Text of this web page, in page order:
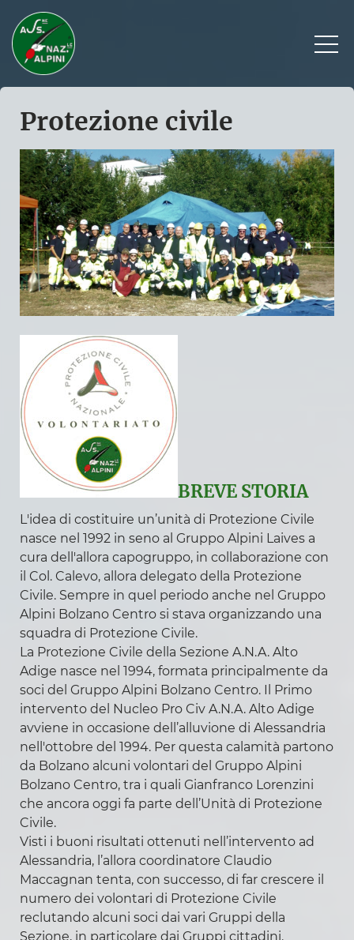
Sezione Alto Adige
Organi della sezione
Assemblea delegati
Assemblea delegati anni precedenti
Iscrizione
Numeri
Preghiera dell’Alpino
Storia della Preghiera
Elenco dei gruppi
Manifestazioni
Cerimonia Passo Monte Croce Comelico
Protezione civile
Attività dell'Unità
Organigramma
Modulistica
Trasparenza amministrativa
Link utili
Coro ANA Piani di Bolzano
Coro Alpini di Merano
Adunate nazionali
Decalogo dell'Adunata
Protezione civile
BREVE STORIA
L'idea di costituire un’unità di Protezione Civile
nasce nel 1992 in seno al Gruppo Alpini Laives a
cura dell'allora capogruppo, in collaborazione con
il Col. Calevo, allora delegato della Protezione
Civile. Sempre in quel periodo anche nel Gruppo
Alpini Bolzano Centro si stava organizzando una
squadra di Protezione Civile.
La Protezione Civile della Sezione A.N.A. Alto
Adige nasce nel 1994, formata principalmente da
soci del Gruppo Alpini Bolzano Centro. Il Primo
intervento del Nucleo Pro Civ A.N.A. Alto Adige
avviene in occasione dell’alluvione di Alessandria
nell'ottobre del 1994. Per questa calamità partono
da Bolzano alcuni volontari del Gruppo Alpini
Bolzano Centro, tra i quali Gianfranco Lorenzini
che ancora oggi fa parte dell’Unità di Protezione
Civile.
Visti i buoni risultati ottenuti nell’intervento ad
Alessandria, l’allora coordinatore Claudio
Maccagnan tenta, con successo, di far crescere il
numero dei volontari di Protezione Civile
reclutando alcuni soci dai vari Gruppi della
Sezione, in particolare dai Gruppi cittadini.